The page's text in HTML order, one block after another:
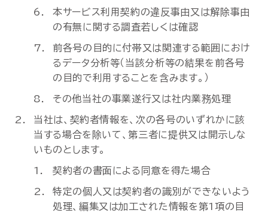
本サービス利用契約の違反事由又は解除事由
の有無に関する調査若しくは確認
前各号の目的に付帯又は関連する範囲におけ
るデータ分析等（当該分析等の結果を前各号
の目的で利用することを含みます。）
その他当社の事業遂行又は社内業務処理
当社は、契約者情報を、次の各号のいずれかに該
当する場合を除いて、第三者に提供又は開示しな
いものとします。
契約者の書面による同意を得た場合
特定の個人又は契約者の識別ができないよう
処理、編集又は加工された情報を第1項の目